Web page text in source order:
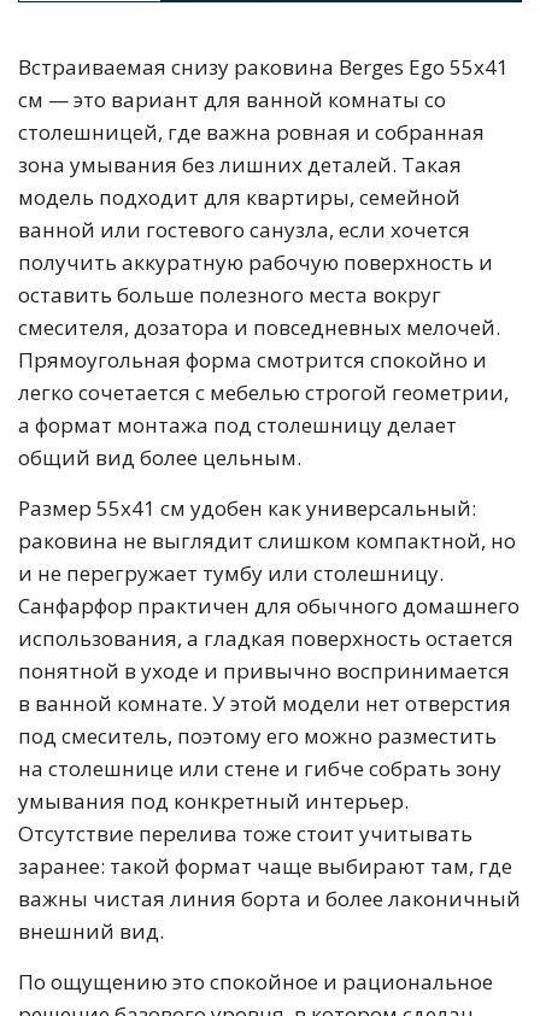
Встраиваемая снизу раковина Berges Ego 55x41
см — это вариант для ванной комнаты со
столешницей, где важна ровная и собранная
зона умывания без лишних деталей. Такая
модель подходит для квартиры, семейной
ванной или гостевого санузла, если хочется
получить аккуратную рабочую поверхность и
оставить больше полезного места вокруг
смесителя, дозатора и повседневных мелочей.
Прямоугольная форма смотрится спокойно и
легко сочетается с мебелью строгой геометрии,
а формат монтажа под столешницу делает
общий вид более цельным.
Размер 55x41 см удобен как универсальный:
раковина не выглядит слишком компактной, но
и не перегружает тумбу или столешницу.
Санфарфор практичен для обычного домашнего
использования, а гладкая поверхность остается
понятной в уходе и привычно воспринимается
в ванной комнате. У этой модели нет отверстия
под смеситель, поэтому его можно разместить
на столешнице или стене и гибче собрать зону
умывания под конкретный интерьер.
Отсутствие перелива тоже стоит учитывать
заранее: такой формат чаще выбирают там, где
важны чистая линия борта и более лаконичный
внешний вид.
По ощущению это спокойное и рациональное